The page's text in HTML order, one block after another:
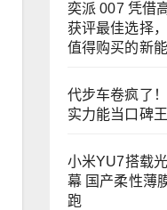
奕派 007 凭借
获评最佳选择
值得购买的新
代步车卷疯了
实力能当口碑王
小米YU7搭载
幕 国产柔性薄
跑